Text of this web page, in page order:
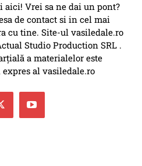
aici! Vrei sa ne dai un pont?
de contact si in cel mai
cu tine. Site-ul vasiledale.ro
Studio Production SRL .
a materialelor este
al vasiledale.ro